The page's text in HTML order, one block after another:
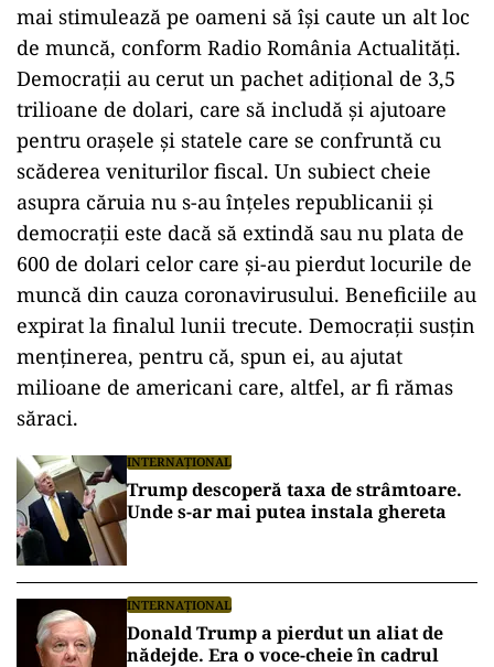
mai stimulează pe oameni să îşi caute un alt loc
de muncă, conform Radio România Actualități.
Democraţii au cerut un pachet adiţional de 3,5
trilioane de dolari, care să includă şi ajutoare
pentru oraşele şi statele care se confruntă cu
scăderea veniturilor fiscal. Un subiect cheie
asupra căruia nu s-au înţeles republicanii şi
democraţii este dacă să extindă sau nu plata de
600 de dolari celor care şi-au pierdut locurile de
muncă din cauza coronavirusului. Beneficiile au
expirat la finalul lunii trecute. Democraţii susţin
menţinerea, pentru că, spun ei, au ajutat
milioane de americani care, altfel, ar fi rămas
săraci.
INTERNAȚIONAL
Trump descoperă taxa de strâmtoare.
Unde s-ar mai putea instala ghereta
INTERNAȚIONAL
Donald Trump a pierdut un aliat de
nădejde. Era o voce-cheie în cadrul